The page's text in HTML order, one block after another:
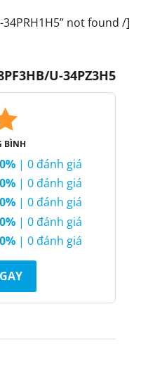
34PRH1H5” not found /]
U-34PZ3H5
BÌNH
0% | 0 đánh giá
0% | 0 đánh giá
0% | 0 đánh giá
0% | 0 đánh giá
0% | 0 đánh giá